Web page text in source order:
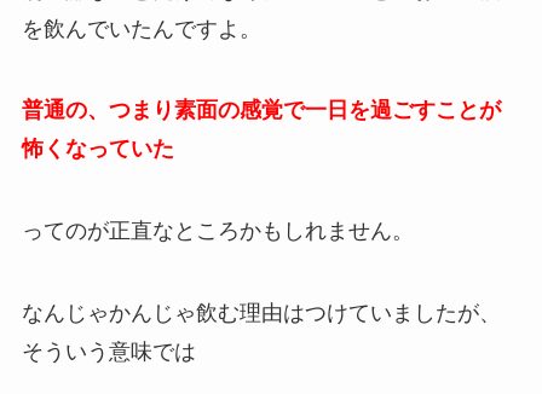
を飲んでいたんですよ。
普通の、つまり素面の感覚で一日を過ごすことが
怖くなっていた
ってのが正直なところかもしれません。
なんじゃかんじゃ飲む理由はつけていましたが、
そういう意味では